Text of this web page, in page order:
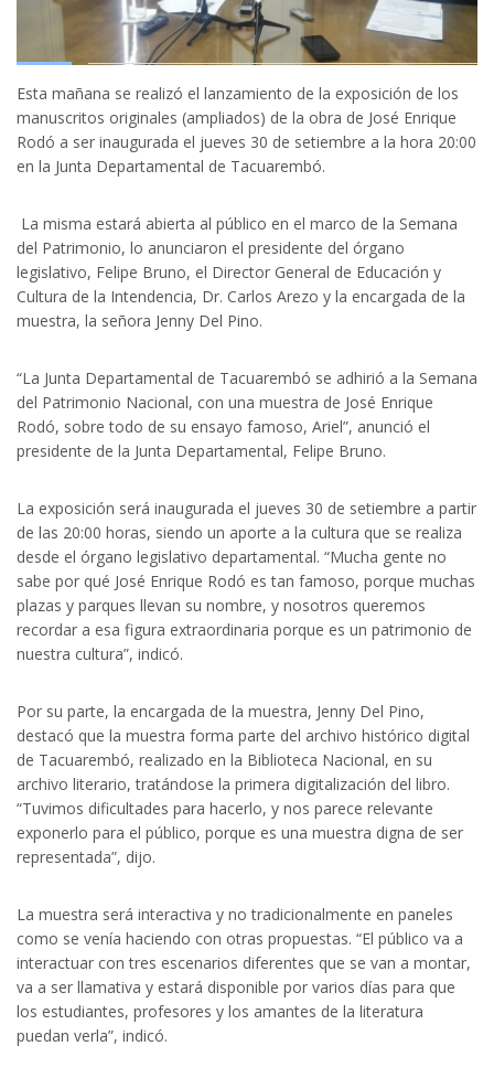
Esta mañana se realizó el lanzamiento de la exposición de los
manuscritos originales (ampliados) de la obra de José Enrique
Rodó a ser inaugurada el jueves 30 de setiembre a la hora 20:00
en la Junta Departamental de Tacuarembó.
La misma estará abierta al público en el marco de la Semana
del Patrimonio, lo anunciaron el presidente del órgano
legislativo, Felipe Bruno, el Director General de Educación y
Cultura de la Intendencia, Dr. Carlos Arezo y la encargada de la
muestra, la señora Jenny Del Pino.
“La Junta Departamental de Tacuarembó se adhirió a la Semana
del Patrimonio Nacional, con una muestra de José Enrique
Rodó, sobre todo de su ensayo famoso, Ariel”, anunció el
presidente de la Junta Departamental, Felipe Bruno.
La exposición será inaugurada el jueves 30 de setiembre a partir
de las 20:00 horas, siendo un aporte a la cultura que se realiza
desde el órgano legislativo departamental. “Mucha gente no
sabe por qué José Enrique Rodó es tan famoso, porque muchas
plazas y parques llevan su nombre, y nosotros queremos
recordar a esa figura extraordinaria porque es un patrimonio de
nuestra cultura”, indicó.
Por su parte, la encargada de la muestra, Jenny Del Pino,
destacó que la muestra forma parte del archivo histórico digital
de Tacuarembó, realizado en la Biblioteca Nacional, en su
archivo literario, tratándose la primera digitalización del libro.
“Tuvimos dificultades para hacerlo, y nos parece relevante
exponerlo para el público, porque es una muestra digna de ser
representada”, dijo.
La muestra será interactiva y no tradicionalmente en paneles
como se venía haciendo con otras propuestas. “El público va a
interactuar con tres escenarios diferentes que se van a montar,
va a ser llamativa y estará disponible por varios días para que
los estudiantes, profesores y los amantes de la literatura
puedan verla”, indicó.